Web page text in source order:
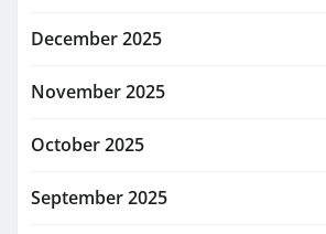
December 2025
November 2025
October 2025
September 2025